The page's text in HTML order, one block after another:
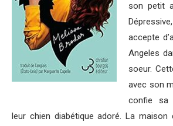
son petit
accepte
Angeles
soeur.
avec son
confie sa
leur chien diabétique adoré. La maison